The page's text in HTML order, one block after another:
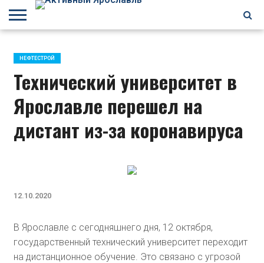
ЗАВОЛГА
КИРОВСКИЙ
НЕФТЕСТРОЙ
ПЕРЕКОП
ПЯТЕРКА
ФРУНЗЕНСКИЙ
ПРОЧЕЕ
НЕФТЕСТРОЙ
Технический университет в
Ярославле перешел на
дистант из-за коронавируса
12.10.2020
В Ярославле с сегодняшнего дня, 12 октября,
государственный технический университет переходит
на дистанционное обучение. Это связано с угрозой